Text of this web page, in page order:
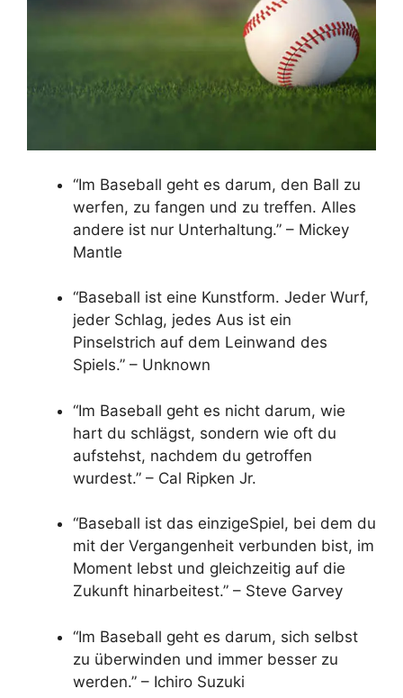
“Im Baseball geht es darum, den Ball zu
werfen, zu fangen und zu treffen. Alles
andere ist nur Unterhaltung.” – Mickey
Mantle
“Baseball ist eine Kunstform. Jeder Wurf,
jeder Schlag, jedes Aus ist ein
Pinselstrich auf dem Leinwand des
Spiels.” – Unknown
“Im Baseball geht es nicht darum, wie
hart du schlägst, sondern wie oft du
aufstehst, nachdem du getroffen
wurdest.” – Cal Ripken Jr.
“Baseball ist das einzigeSpiel, bei dem du
mit der Vergangenheit verbunden bist, im
Moment lebst und gleichzeitig auf die
Zukunft hinarbeitest.” – Steve Garvey
“Im Baseball geht es darum, sich selbst
zu überwinden und immer besser zu
werden.” – Ichiro Suzuki